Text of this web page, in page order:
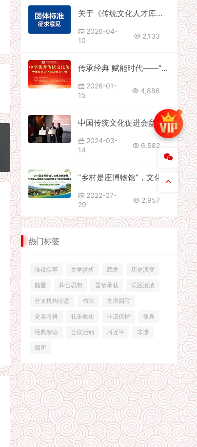
关于《传统文化人才库建设与管理指南》等三项团体标准征求意见的通知
2026-04-
10
2,133
传承经典 赋能时代——“国学经典·传统文化传承发展大会”在京举行
2026-01-
15
4,886
中国传统文化促进会盆景艺术专业委员会成立大会暨授牌仪式在温州举办
2024-03-
14
6,582
“乡村是座博物馆”，文化和旅游部、中国关工委推出128条全国乡村旅游精品线路
2022-07-
29
2,957
热门标签
传说叙事 文学赏析 武术 历史演变
魏晋 和合思想 器物承载 误区澄清
分支机构动态 书法 文房四宝
史实考辨 礼乐教化 非遗保护 修身
经典解读 会议活动 习近平 非遗
隋唐